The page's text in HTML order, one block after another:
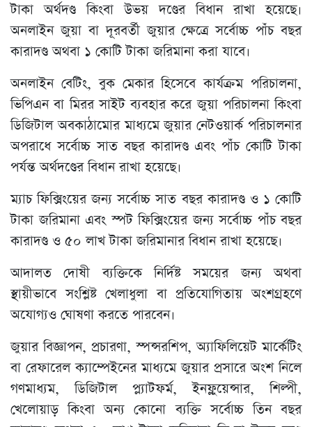
টাকা অর্থদণ্ড কিংবা উভয় দণ্ডের বিধান রাখা হয়েছে।
অনলাইন জুয়া বা দূরবর্তী জুয়ার ক্ষেত্রে সর্বোচ্চ পাঁচ বছর
কারাদণ্ড অথবা ১ কোটি টাকা জরিমানা করা যাবে।
অনলাইন বেটিং, বুক মেকার হিসেবে কার্যক্রম পরিচালনা,
ভিপিএন বা মিরর সাইট ব্যবহার করে জুয়া পরিচালনা কিংবা
ডিজিটাল অবকাঠামোর মাধ্যমে জুয়ার নেটওয়ার্ক পরিচালনার
অপরাধে সর্বোচ্চ সাত বছর কারাদণ্ড এবং পাঁচ কোটি টাকা
পর্যন্ত অর্থদণ্ডের বিধান রাখা হয়েছে।
ম্যাচ ফিক্সিংয়ের জন্য সর্বোচ্চ সাত বছর কারাদণ্ড ও ১ কোটি
টাকা জরিমানা এবং স্পট ফিক্সিংয়ের জন্য সর্বোচ্চ পাঁচ বছর
কারাদণ্ড ও ৫০ লাখ টাকা জরিমানার বিধান রাখা হয়েছে।
আদালত দোষী ব্যক্তিকে নির্দিষ্ট সময়ের জন্য অথবা
স্থায়ীভাবে সংশ্লিষ্ট খেলাধুলা বা প্রতিযোগিতায় অংশগ্রহণে
অযোগ্যও ঘোষণা করতে পারবেন।
জুয়ার বিজ্ঞাপন, প্রচারণা, স্পন্সরশিপ, অ্যাফিলিয়েট মার্কেটিং
বা রেফারেল ক্যাম্পেইনের মাধ্যমে জুয়ার প্রসারে অংশ নিলে
গণমাধ্যম, ডিজিটাল প্ল্যাটফর্ম, ইনফ্লুয়েন্সার, শিল্পী,
খেলোয়াড় কিংবা অন্য কোনো ব্যক্তি সর্বোচ্চ তিন বছর